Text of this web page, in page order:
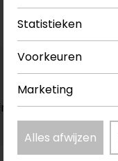
tweede helm.
Statistieken
Voorkeuren
Marketing
Alles afwijzen